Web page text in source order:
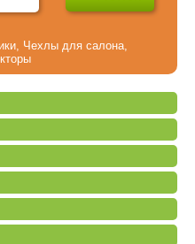
Чехлы для салона